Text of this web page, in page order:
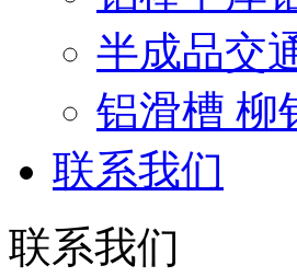
半成品交
铝滑槽 柳
联系我们
联系我们